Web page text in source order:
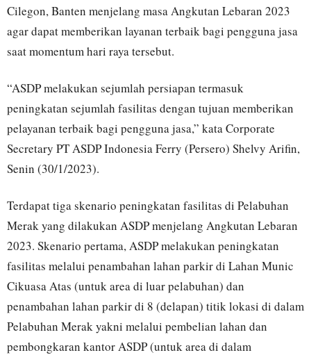
Cilegon, Banten menjelang masa Angkutan Lebaran 2023
agar dapat memberikan layanan terbaik bagi pengguna jasa
saat momentum hari raya tersebut.
“ASDP melakukan sejumlah persiapan termasuk
peningkatan sejumlah fasilitas dengan tujuan memberikan
pelayanan terbaik bagi pengguna jasa,” kata Corporate
Secretary PT ASDP Indonesia Ferry (Persero) Shelvy Arifin,
Senin (30/1/2023).
Terdapat tiga skenario peningkatan fasilitas di Pelabuhan
Merak yang dilakukan ASDP menjelang Angkutan Lebaran
2023. Skenario pertama, ASDP melakukan peningkatan
fasilitas melalui penambahan lahan parkir di Lahan Munic
Cikuasa Atas (untuk area di luar pelabuhan) dan
penambahan lahan parkir di 8 (delapan) titik lokasi di dalam
Pelabuhan Merak yakni melalui pembelian lahan dan
pembongkaran kantor ASDP (untuk area di dalam